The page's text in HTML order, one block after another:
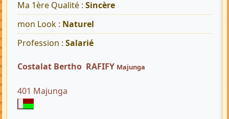
Ma 1ère Qualité : Sincère
mon Look : Naturel
Profession : Salarié
Costalat Bertho RAFIFY Majunga
401 Majunga